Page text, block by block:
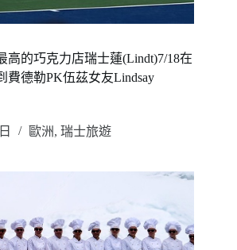
高的巧克力店瑞士蓮(Lindt)7/18在
費德勒PK伍茲女友Lindsay
歐洲, 瑞士旅遊